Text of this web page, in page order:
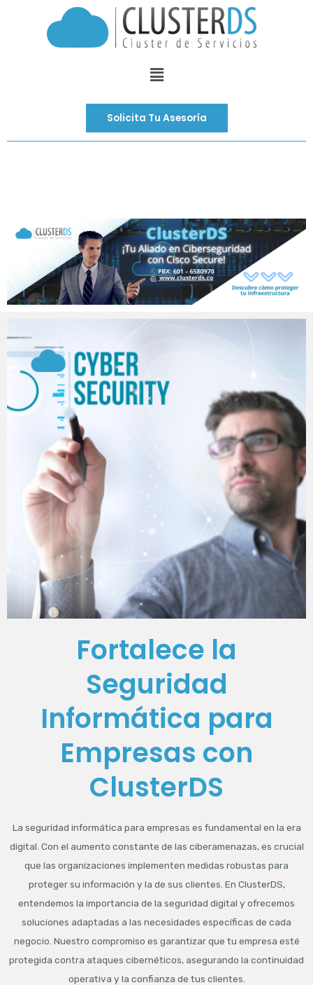
Menú
Solicita Tu Asesoría
Fortalece la
Seguridad
Informática para
Empresas con
ClusterDS
La seguridad informática para empresas es fundamental en la era
digital. Con el aumento constante de las ciberamenazas, es crucial
que las organizaciones implementen medidas robustas para
proteger su información y la de sus clientes. En ClusterDS,
entendemos la importancia de la seguridad digital y ofrecemos
soluciones adaptadas a las necesidades específicas de cada
negocio. Nuestro compromiso es garantizar que tu empresa esté
protegida contra ataques cibernéticos, asegurando la continuidad
operativa y la confianza de tus clientes.